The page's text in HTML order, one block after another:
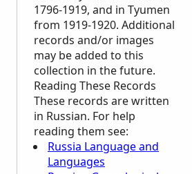
1796-1919, and in Tyumen
from 1919-1920. Additional
records and/or images
may be added to this
collection in the future.
Reading These Records
These records are written
in Russian. For help
reading them see:
Russia Language and
Languages